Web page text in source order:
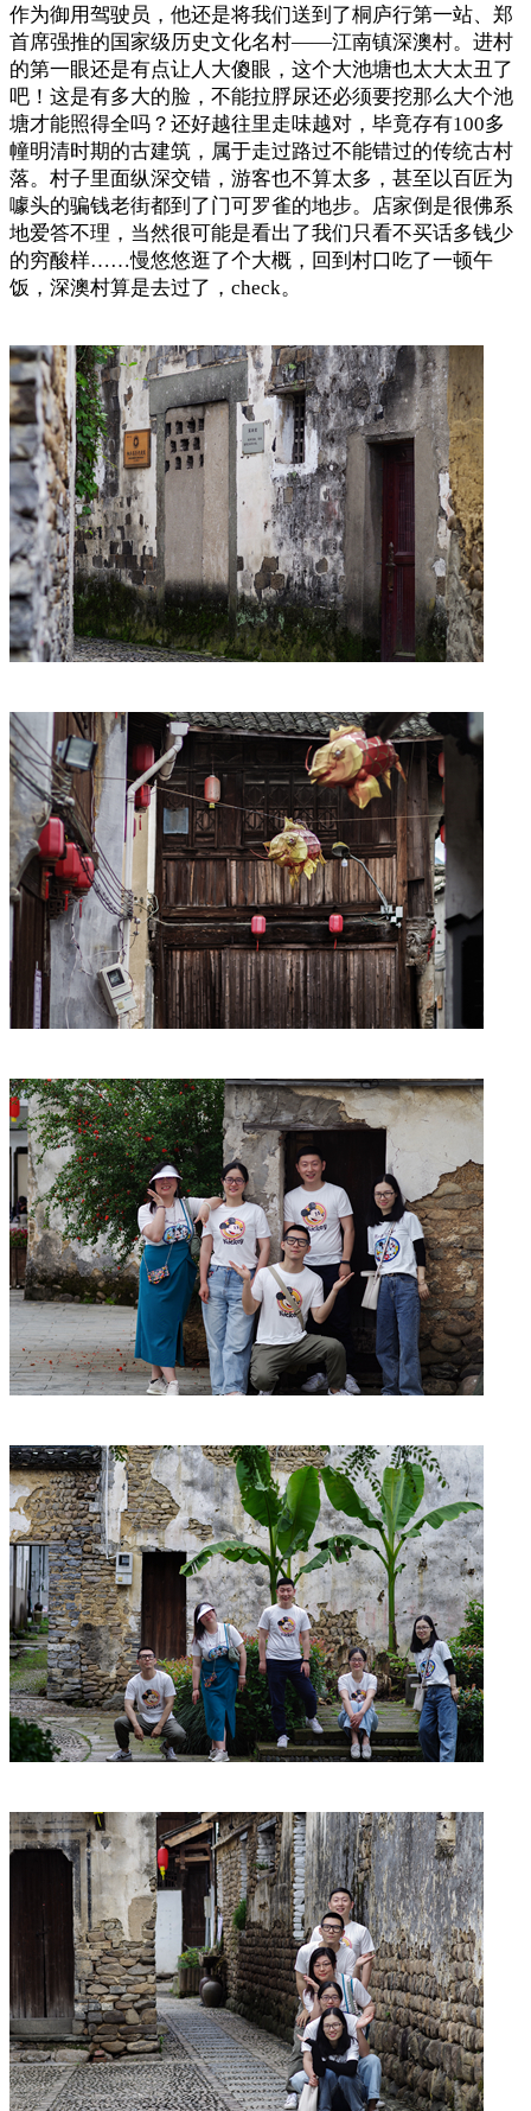
作为御用驾驶员，他还是将我们送到了桐庐行第一站、郑
首席强推的国家级历史文化名村——江南镇深澳村。进村
的第一眼还是有点让人大傻眼，这个大池塘也太大太丑了
吧！这是有多大的脸，不能拉脬尿还必须要挖那么大个池
塘才能照得全吗？还好越往里走味越对，毕竟存有100多
幢明清时期的古建筑，属于走过路过不能错过的传统古村
落。村子里面纵深交错，游客也不算太多，甚至以百匠为
噱头的骗钱老街都到了门可罗雀的地步。店家倒是很佛系
地爱答不理，当然很可能是看出了我们只看不买话多钱少
的穷酸样……慢悠悠逛了个大概，回到村口吃了一顿午
饭，深澳村算是去过了，check。